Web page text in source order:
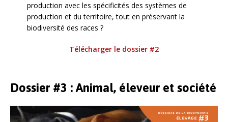
production avec les spécificités des systèmes de
production et du territoire, tout en préservant la
biodiversité des races ?
Télécharger le dossier #2
Dossier #3 : Animal, éleveur et société